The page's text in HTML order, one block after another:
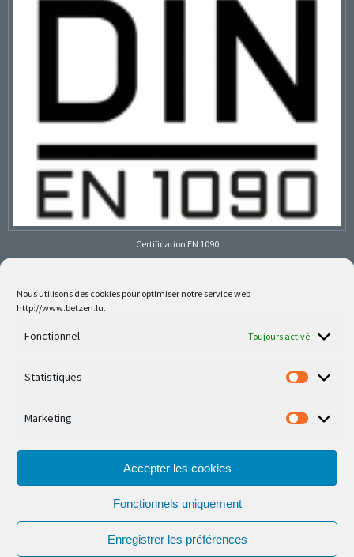
Nous utilisons des cookies pour optimiser notre service web
http://www.betzen.lu.
Fonctionnel Toujours activé
Statistiques
Marketing
Accepter les cookies
Fonctionnels uniquement
Enregistrer les préférences
Certification EN 1090
Follow us on social media